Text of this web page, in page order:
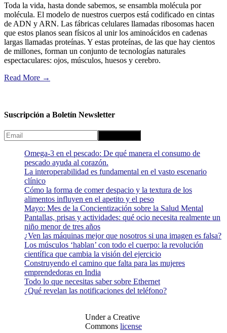
Toda la vida, hasta donde sabemos, se ensambla molécula por
molécula. El modelo de nuestros cuerpos está codificado en cintas
de ADN y ARN. Las fábricas celulares llamadas ribosomas hacen
que estos planos sean físicos al unir los aminoácidos en cadenas
largas llamadas proteínas. Y estas proteínas, de las que hay cientos
de millones, forman un conjunto de tecnologías naturales
espectaculares: ojos, músculos, huesos y cerebro.
Read More →
Suscripción a Boletín Newsletter
Omega-3 en el pescado: De qué manera el consumo de
pescado ayuda al corazón.
La interoperabilidad es fundamental en el vasto escenario
clínico
Cómo la forma de comer despacio y la textura de los
alimentos influyen en el apetito y el peso
Mayo: Mes de la Concientización sobre la Salud Mental
Pantallas, prisas y actividades: qué ocio necesita realmente un
niño menor de tres años
¿Ven las máquinas mejor que nosotros si una imagen es falsa?
Los músculos ‘hablan’ con todo el cuerpo: la revolución
científica que cambia la visión del ejercicio
Construyendo el camino que falta para las mujeres
emprendedoras en India
Todo lo que necesitas saber sobre Ethernet
¿Qué revelan las notificaciones del teléfono?
Under a Creative
Commons license